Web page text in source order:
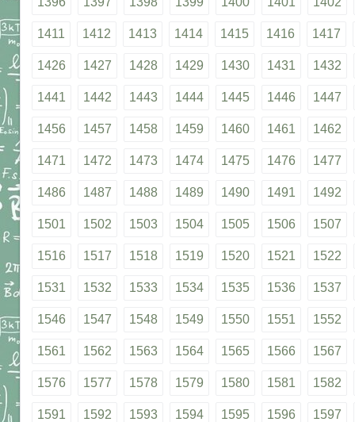
1411 1412 1413 1414 1415 1416 1417
1426 1427 1428 1429 1430 1431 1432
1441 1442 1443 1444 1445 1446 1447
1456 1457 1458 1459 1460 1461 1462
1471 1472 1473 1474 1475 1476 1477
1486 1487 1488 1489 1490 1491 1492
1501 1502 1503 1504 1505 1506 1507
1516 1517 1518 1519 1520 1521 1522
1531 1532 1533 1534 1535 1536 1537
1546 1547 1548 1549 1550 1551 1552
1561 1562 1563 1564 1565 1566 1567
1576 1577 1578 1579 1580 1581 1582
1591 1592 1593 1594 1595 1596 1597